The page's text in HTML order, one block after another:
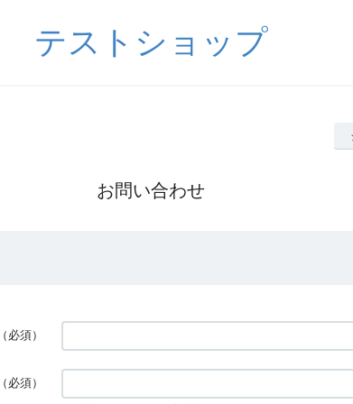
テストショップ
お問い合わせ
（必須）
（必須）